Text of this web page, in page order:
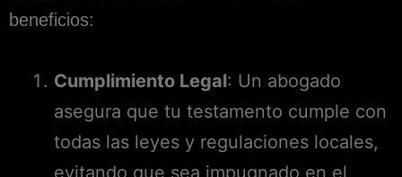
beneficios:
Cumplimiento Legal: Un abogado
asegura que tu testamento cumple con
todas las leyes y regulaciones locales,
evitando que sea impugnado en el